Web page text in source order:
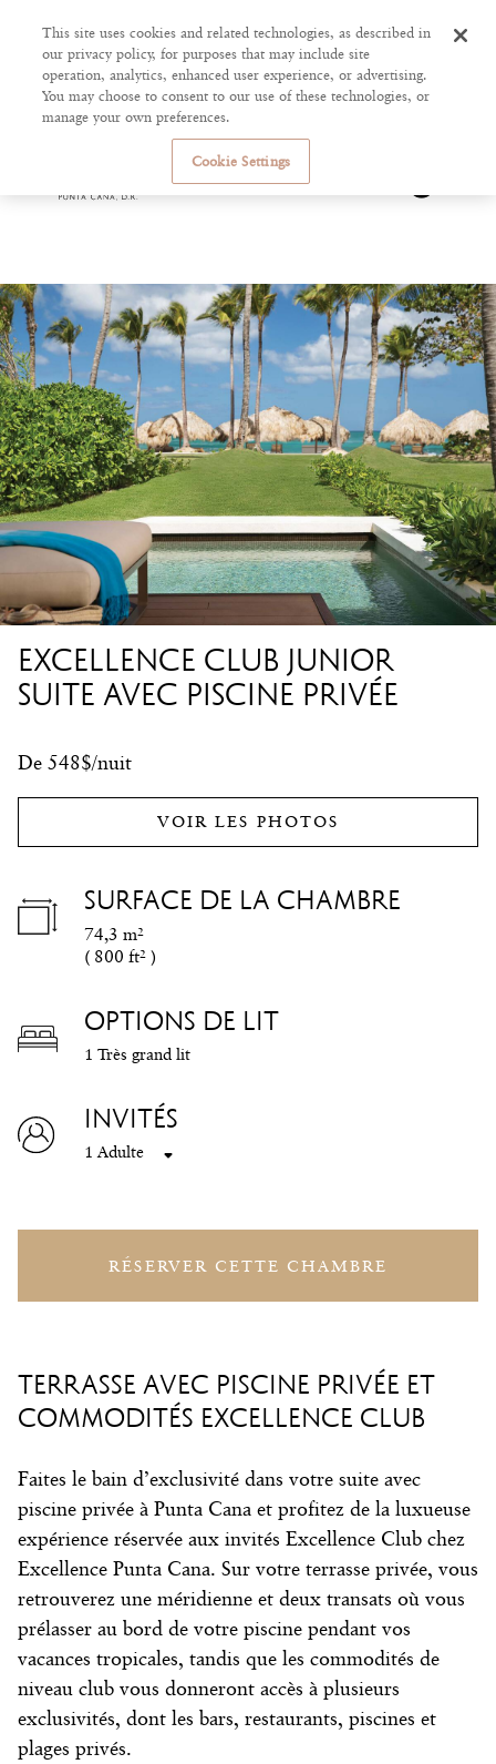
EXCELLENCE CLUB JUNIOR
SUITE AVEC PISCINE PRIVÉE
De 548$/nuit
VOIR LES PHOTOS
SURFACE DE LA CHAMBRE
74,3 m²
( 800 ft² )
OPTIONS DE LIT
1 Très grand lit
INVITÉS
1 Adulte
RÉSERVER CETTE CHAMBRE
TERRASSE AVEC PISCINE PRIVÉE ET
COMMODITÉS EXCELLENCE CLUB
Faites le bain d’exclusivité dans votre suite avec
piscine privée à Punta Cana et profitez de la luxueuse
expérience réservée aux invités Excellence Club chez
Excellence Punta Cana. Sur votre terrasse privée, vous
retrouverez une méridienne et deux transats où vous
prélasser au bord de votre piscine pendant vos
vacances tropicales, tandis que les commodités de
niveau club vous donneront accès à plusieurs
exclusivités, dont les bars, restaurants, piscines et
plages privés.
This site uses cookies and related technologies, as described in
our privacy policy, for purposes that may include site
operation, analytics, enhanced user experience, or advertising.
You may choose to consent to our use of these technologies, or
manage your own preferences.
Cookie Settings